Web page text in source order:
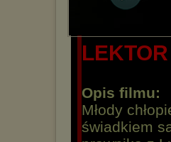
LEKTOR
Opis filmu:
Młody
świadkiem